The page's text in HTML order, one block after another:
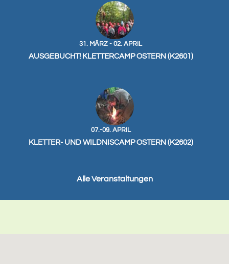
31. MÄRZ - 02. APRIL
AUSGEBUCHT! KLETTERCAMP OSTERN (K2601)
07.-09. APRIL
KLETTER- UND WILDNISCAMP OSTERN (K2602)
Alle Veranstaltungen